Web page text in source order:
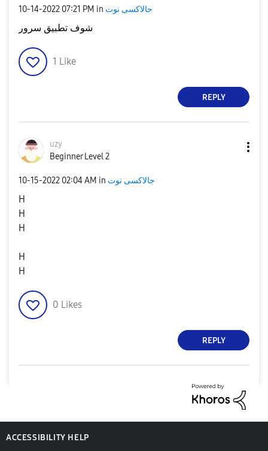
‎10-14-2022 07:21 PM in جالاكسى نوت
شوف تطبيق سرور
1 Like
REPLY
uzy
Beginner Level 2
‎10-15-2022 02:04 AM in جالاكسى نوت
H
H
H
H
H
0 Likes
REPLY
ACCESSIBILITY HELP